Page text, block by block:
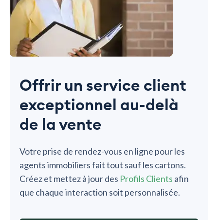
Offrir un service client
exceptionnel au-delà
de la vente
Votre prise de rendez-vous en ligne pour les
agents immobiliers fait tout sauf les cartons.
Créez et mettez à jour des Profils Clients afin
que chaque interaction soit personnalisée.